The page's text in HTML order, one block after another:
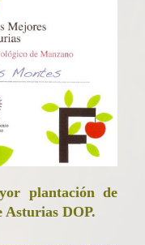
plantación de
Asturias DOP.